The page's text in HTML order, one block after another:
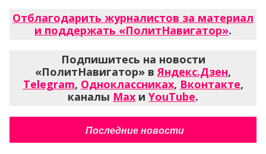
Отблагодарить журналистов за материал
и поддержать «ПолитНавигатор».
Подпишитесь на новости
«ПолитНавигатор» вЯндекс.Дзен,
Telegram, Одноклассниках, Вконтакте,
каналы Max и YouTube.
Последние новости